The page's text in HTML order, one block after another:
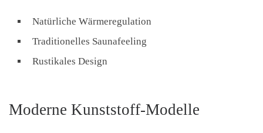
Natürliche Wärmeregulation
Traditionelles Saunafeeling
Rustikales Design
Moderne Kunststoff-Modelle